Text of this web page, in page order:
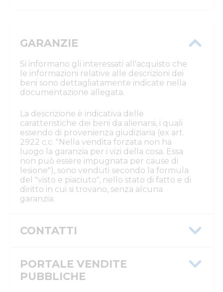
GARANZIE
Si informano gli interessati all'acquisto che
le informazioni relative alle descrizioni dei
beni sono dettagliatamente indicate nella
documentazione allegata.
La descrizione è indicativa delle
caratteristiche dei beni da alienarsi, i quali
essendo di provenienza giudiziaria (ex art.
2922 c.c. "Nella vendita forzata non ha
luogo la garanzia per i vizi della cosa. Essa
non può essere impugnata per cause di
lesione"), sono venduti secondo la formula
del "visto e piaciuto", nello stato di fatto e di
diritto in cui si trovano, senza alcuna
garanzia.
CONTATTI
Emilia
Numeri di telefono
Fax: 0522/271150
PORTALE VENDITE
PUBBLICHE